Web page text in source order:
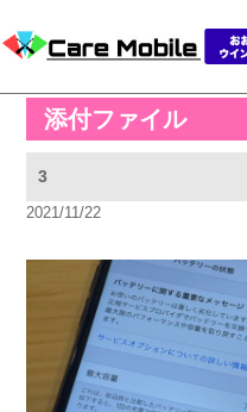
添付ファイル
3
2021/11/22